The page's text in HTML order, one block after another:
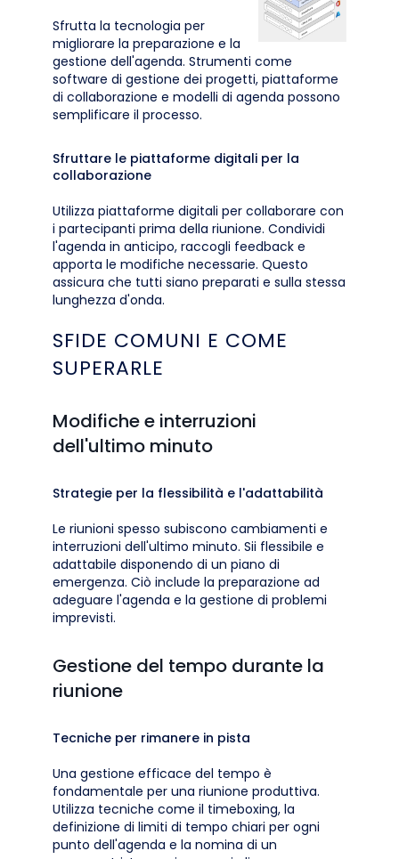
Sfrutta la tecnologia per
migliorare la preparazione e la
gestione dell'agenda. Strumenti come
software di gestione dei progetti, piattaforme
di collaborazione e modelli di agenda possono
semplificare il processo.
Sfruttare le piattaforme digitali per la
collaborazione
Utilizza piattaforme digitali per collaborare con
i partecipanti prima della riunione. Condividi
l'agenda in anticipo, raccogli feedback e
apporta le modifiche necessarie. Questo
assicura che tutti siano preparati e sulla stessa
lunghezza d'onda.
SFIDE COMUNI E COME
SUPERARLE
Modifiche e interruzioni
dell'ultimo minuto
Strategie per la flessibilità e l'adattabilità
Le riunioni spesso subiscono cambiamenti e
interruzioni dell'ultimo minuto. Sii flessibile e
adattabile disponendo di un piano di
emergenza. Ciò include la preparazione ad
adeguare l'agenda e la gestione di problemi
imprevisti.
Gestione del tempo durante la
riunione
Tecniche per rimanere in pista
Una gestione efficace del tempo è
fondamentale per una riunione produttiva.
Utilizza tecniche come il timeboxing, la
definizione di limiti di tempo chiari per ogni
punto dell'agenda e la nomina di un